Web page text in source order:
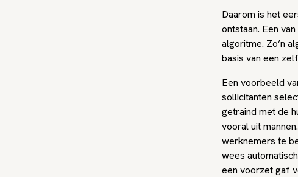
Daarom is het
ontstaan. Een
algoritme. Zo’n
basis van een
Een voorbeeld
sollicitanten
getraind met de
vooral uit
werknemers te
wees
een voorzet gaf